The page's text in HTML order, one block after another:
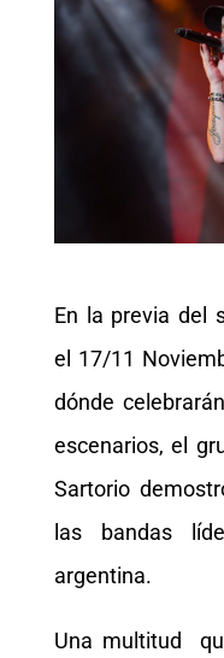
En la previa del
el 17/11
dónde
escenarios, el
Sartorio
las bandas
argentina.
Una multitud